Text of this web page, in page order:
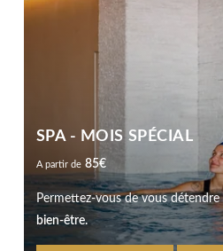
SPA - MOIS SPÉCIAL
A partir de 85€
Permettez-vous de vous
bien-être.